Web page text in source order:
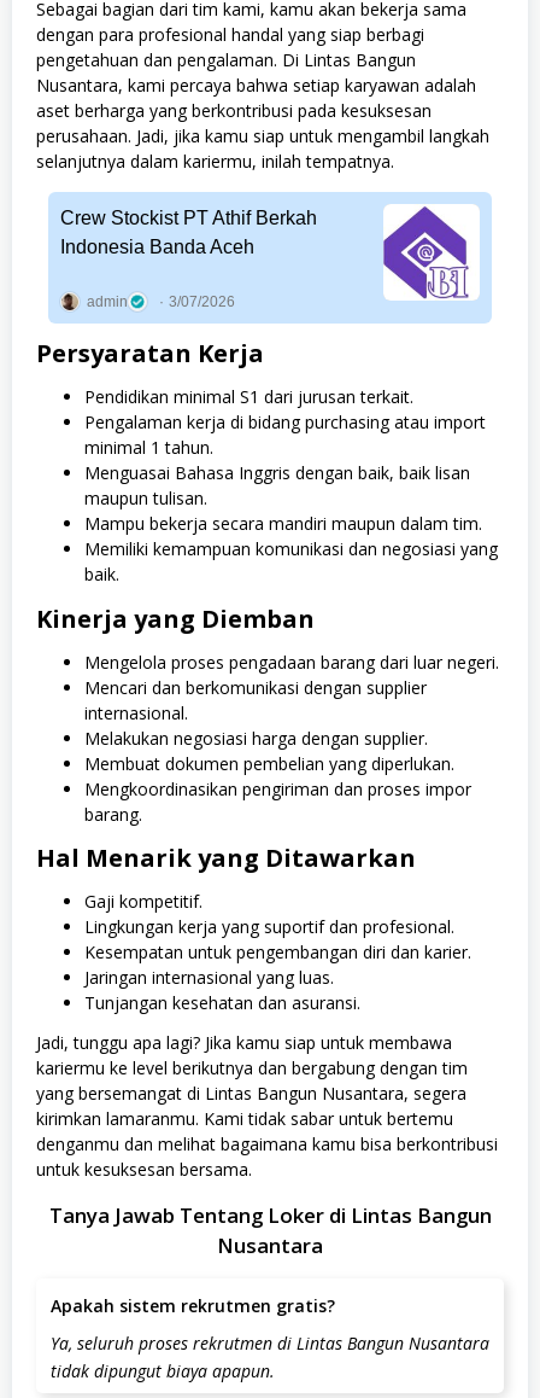
Sebagai bagian dari tim kami, kamu akan bekerja sama
dengan para profesional handal yang siap berbagi
pengetahuan dan pengalaman. Di Lintas Bangun
Nusantara, kami percaya bahwa setiap karyawan adalah
aset berharga yang berkontribusi pada kesuksesan
perusahaan. Jadi, jika kamu siap untuk mengambil langkah
selanjutnya dalam kariermu, inilah tempatnya.
Crew Stockist PT Athif Berkah
Indonesia Banda Aceh
admin 3/07/2026
Persyaratan Kerja
Pendidikan minimal S1 dari jurusan terkait.
Pengalaman kerja di bidang purchasing atau import
minimal 1 tahun.
Menguasai Bahasa Inggris dengan baik, baik lisan
maupun tulisan.
Mampu bekerja secara mandiri maupun dalam tim.
Memiliki kemampuan komunikasi dan negosiasi yang
baik.
Kinerja yang Diemban
Mengelola proses pengadaan barang dari luar negeri.
Mencari dan berkomunikasi dengan supplier
internasional.
Melakukan negosiasi harga dengan supplier.
Membuat dokumen pembelian yang diperlukan.
Mengkoordinasikan pengiriman dan proses impor
barang.
Hal Menarik yang Ditawarkan
Gaji kompetitif.
Lingkungan kerja yang suportif dan profesional.
Kesempatan untuk pengembangan diri dan karier.
Jaringan internasional yang luas.
Tunjangan kesehatan dan asuransi.
Jadi, tunggu apa lagi? Jika kamu siap untuk membawa
kariermu ke level berikutnya dan bergabung dengan tim
yang bersemangat di Lintas Bangun Nusantara, segera
kirimkan lamaranmu. Kami tidak sabar untuk bertemu
denganmu dan melihat bagaimana kamu bisa berkontribusi
untuk kesuksesan bersama.
Tanya Jawab Tentang Loker di Lintas Bangun
Nusantara
Apakah sistem rekrutmen gratis?
Ya, seluruh proses rekrutmen di Lintas Bangun Nusantara
tidak dipungut biaya apapun.